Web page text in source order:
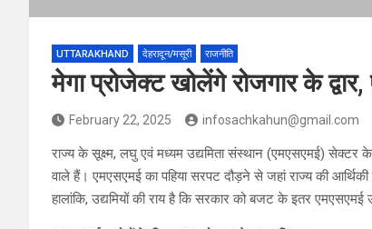
UTTARAKHAND देहरादून/मसूरी राजनीति
मेगा प्रोजेक्ट खोलेंगे रोजगार के
February 22, 2025 infosachkahun@gmail.com
राज्य के सूक्ष्म, लघु एवं मध्यम उद्यमिता संस्थान (एमएसएमई) सेक्टर
वाले हैं। एमएसएमई का पहिया सरपट दौड़ने से जहां राज्य की
हालांकि, उद्यमियों की राय है कि सरकार को बजट के इतर एमएसएमई